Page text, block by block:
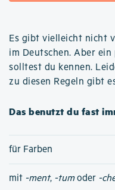
Es gibt vielleicht nicht
im Deutschen. Aber
solltest du kennen.
zu diesen Regeln gibt
Das benutzt du fast
für Farben
mit -ment, -tumoder -